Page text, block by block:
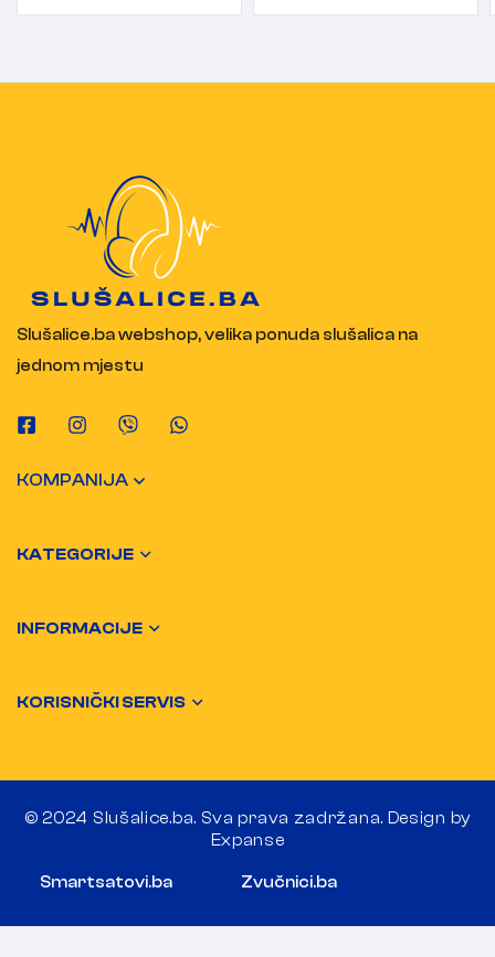
Slušalice.ba webshop, velika ponuda slušalica na
jednom mjestu
KOMPANIJA
KATEGORIJE
INFORMACIJE
KORISNIČKI SERVIS
© 2024 Slušalice.ba. Sva prava zadržana. Design by
Expanse
Smartsatovi.ba Zvučnici.ba